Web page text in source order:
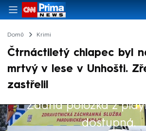
Domů Krimi
Čtrnáctiletý chlapec byl
mrtvý v lese v Unhošti.
zastřelil
Žádná položka z
dostupná.
Výběr redakce